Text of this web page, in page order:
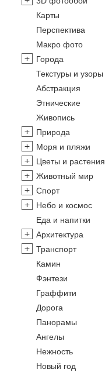
Карты
Перспектива
Макро фото
Города
Текстуры и узоры
Абстракция
Этнические
Живопись
Природа
Моря и пляжи
Цветы и растения
Животный мир
Спорт
Небо и космос
Еда и напитки
Архитектура
Транспорт
Камин
Фэнтези
Граффити
Дорога
Панорамы
Ангелы
Нежность
Новый год